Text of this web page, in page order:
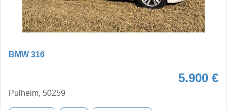
BMW 316
5.900 €
Pulheim, 50259